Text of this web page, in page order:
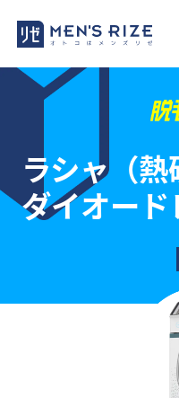
ラシャ（熱
ダイオード